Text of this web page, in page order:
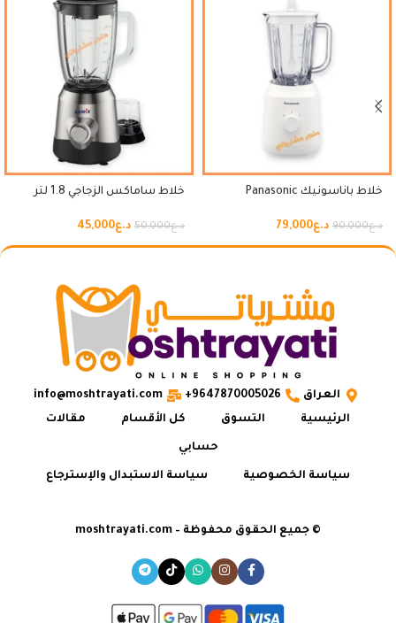
خلاط باناسونيك Panasonic
د.ع90,000 د.ع79,000
خلاط ساماكس الزجاجي 1.8 لتر
د.ع50,000 د.ع45,000
العراق 9647870005026+
info@moshtrayati.com
الرئيسية
التسوق كل الأقسام مقالات
حسابي
سياسة الخصوصية سياسة الاستبدال والإسترجاع
© جميع الحقوق محفوظة – moshtrayati.com